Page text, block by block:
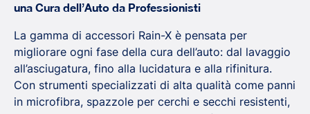
una Cura dell’Auto da Professionisti
La gamma di accessori Rain-X è pensata per
migliorare ogni fase della cura dell’auto: dal lavaggio
all’asciugatura, fino alla lucidatura e alla rifinitura.
Con strumenti specializzati di alta qualità come panni
in microfibra, spazzole per cerchi e secchi resistenti,